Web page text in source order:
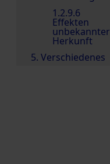
1.2.9.6
Effekten
unbekannter
Herkunft
5. Verschiedenes